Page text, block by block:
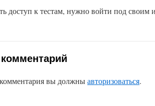
доступ к тестам, нужно войти под своим
вы должныавторизоваться.